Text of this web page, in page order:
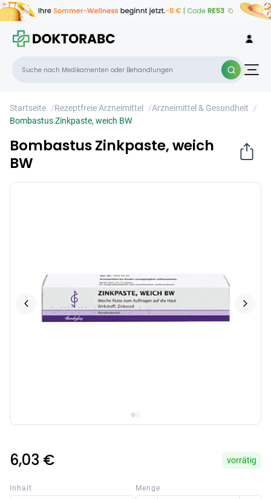
Startseite /Rezeptfreie Arzneimittel /Arzneimittel & Gesundheit
/
Bombastus Zinkpaste, weich BW
Bombastus Zinkpaste, weich
BW
6,03 € vorrätig
Inhalt Menge
×